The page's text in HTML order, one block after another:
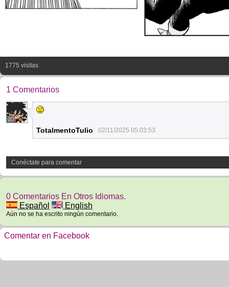
1775 visitas
1 Comentarios
20
TotalmentoTulio 02/11/2025 05:03:53
Conéctate para comentar
0 Comentarios En Otros Idiomas.
Español
English
Aún no se ha escrito ningún comentario.
Comentar en Facebook